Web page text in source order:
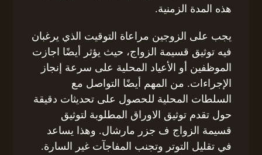
هذه المدة الزمنية.
يجب على الزوجين مراعاة التوقيت الذي يرغبان
فيه توثيق قسيمة الزواج، حيث يؤثر أيضًا اجازت
الموظفين أو الأعياد المحلية على سرعة إنجاز
الإجراءات. من المهم أيضًا التواصل مع
السلطات المحلية للحصول على تحديثات دقيقة
حول تقدم توثيق الاوراق المطلوبة لتوثيق
قسيمة الزواج ف جزر مارشال. وهذا يساعد
في تقليل التوتر وتجنب المفاجآت غير السارة.